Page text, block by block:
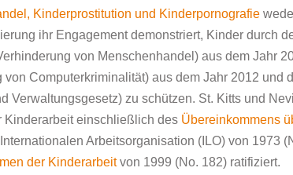
Kinderprostitution und Kinderpornografie
ihr Engagement demonstriert, Kinder durch
von Menschenhandel) aus dem Jahr
Computerkriminalität) aus dem Jahr 2012 und
Verwaltungsgesetz) zu schützen. St. Kitts und
Kinderarbeit einschließlich des Übereinkommens
Arbeitsorganisation (ILO) von 1973
der Kinderarbeitvon 1999 (No. 182) ratifiziert.